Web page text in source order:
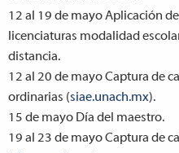
12 al 19 de mayoAplicación
licenciaturas modalidad
distancia.
12 al 20 de mayoCaptura de
ordinarias (siae.unach.mx).
15 de mayo Día del maestro.
19 al 23 de mayoCaptura de